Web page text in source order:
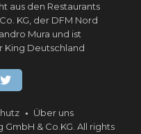
aus den Restaurants
KG, der DFM Nord
Mura und ist
King Deutschland
Twitter
Über uns
& Co.KG. All rights